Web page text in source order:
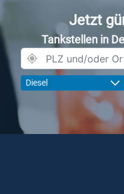
Jetzt
Tankstellen in
Diesel